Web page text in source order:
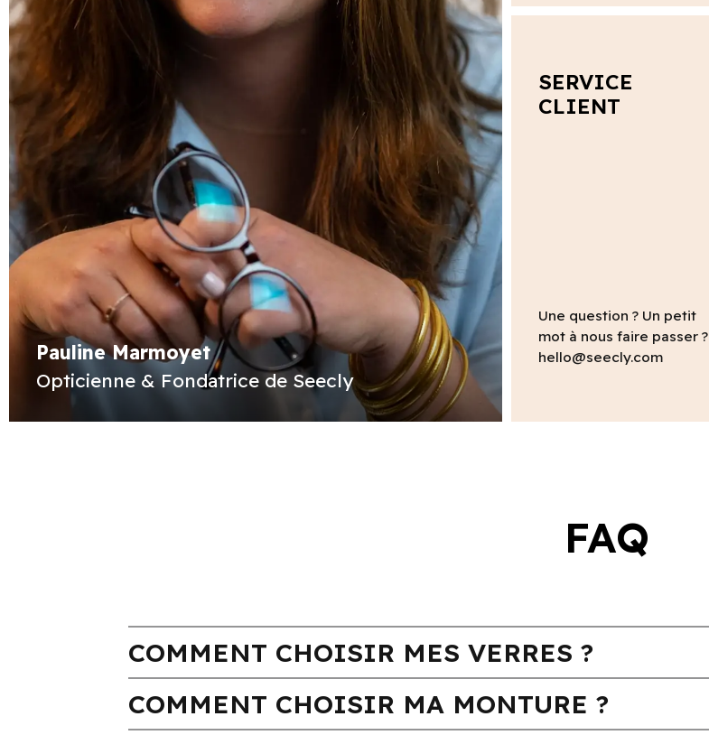
Pauline Marmoyet
Opticienne & Fondatrice de Seecly
SERVICE
CLIENT
Une question ? Un petit
mot à nous faire passer ?
hello@seecly.com
FAQ
COMMENT CHOISIR MES VERRES ?
COMMENT CHOISIR MA MONTURE ?